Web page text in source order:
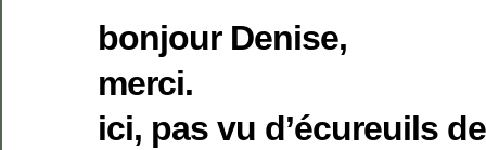
bonjour Denise,
merci.
ici, pas vu d’écureuils